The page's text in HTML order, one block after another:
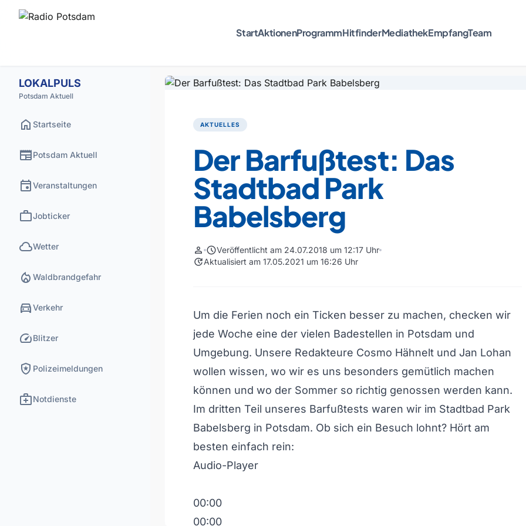
StartAktionenProgrammHitfinderMediathekEmpfangTeam
LOKALPULS
Potsdam Aktuell
home Startseite
newspaperPotsdam Aktuell
eventVeranstaltungen
workJobticker
cloudWetter
local_fire_department Waldbrandgefahr
directions_carVerkehr
speedBlitzer
local_police Polizeimeldungen
medical_servicesNotdienste
AKTUELLES
Der Barfußtest: Das
Stadtbad Park
Babelsberg
person scheduleVeröffentlicht am 24.07.2018 um 12:17 Uhr
updateAktualisiert am 17.05.2021 um 16:26 Uhr
Um die Ferien noch ein Ticken besser zu machen, checken wir
jede Woche eine der vielen Badestellen in Potsdam und
Umgebung. Unsere Redakteure Cosmo Hähnelt und Jan Lohan
wollen wissen, wo wir es uns besonders gemütlich machen
können und wo der Sommer so richtig genossen werden kann.
Im dritten Teil unseres Barfußtests waren wir im Stadtbad Park
Babelsberg in Potsdam. Ob sich ein Besuch lohnt? Hört am
besten einfach rein:
Audio-Player
00:00
00:00